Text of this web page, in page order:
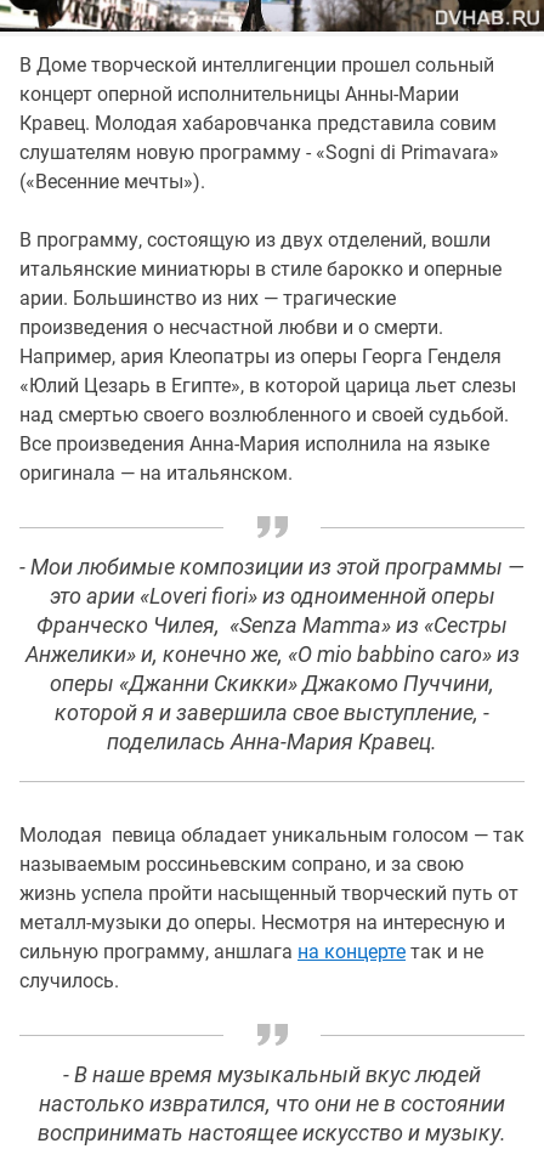
В Доме творческой интеллигенции прошел сольный
концерт оперной исполнительницы Анны-Марии
Кравец. Молодая хабаровчанка представила совим
слушателям новую программу - «Sogni di Primavara»
(«Весенние мечты»).
В программу, состоящую из двух отделений, вошли
итальянские миниатюры в стиле барокко и оперные
арии. Большинство из них — трагические
произведения о несчастной любви и о смерти.
Например, ария Клеопатры из оперы Георга Генделя
«Юлий Цезарь в Египте», в которой царица льет слезы
над смертью своего возлюбленного и своей судьбой.
Все произведения Анна-Мария исполнила на языке
оригинала — на итальянском.
- Мои любимые композиции из этой программы —
это арии «Loveri fiori» из одноименной оперы
Франческо Чилея, «Senza Mamma» из «Сестры
Анжелики» и, конечно же, «O mio babbino caro» из
оперы «Джанни Скикки» Джакомо Пуччини,
которой я и завершила свое выступление, -
поделилась Анна-Мария Кравец.
Молодая певица обладает уникальным голосом — так
называемым россиньевским сопрано, и за свою
жизнь успела пройти насыщенный творческий путь от
металл-музыки до оперы. Несмотря на интересную и
сильную программу, аншлага на концерте так и не
случилось.
- В наше время музыкальный вкус людей
настолько извратился, что они не в состоянии
воспринимать настоящее искусство и музыку.